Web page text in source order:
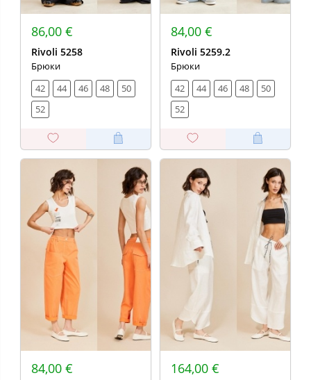
86,00 €
Rivoli 5258
Брюки
42
44 46 48
50
52
84,00 €
Rivoli 5259.2
Брюки
42
44 46 48
50
52
84,00 € 164,00 €